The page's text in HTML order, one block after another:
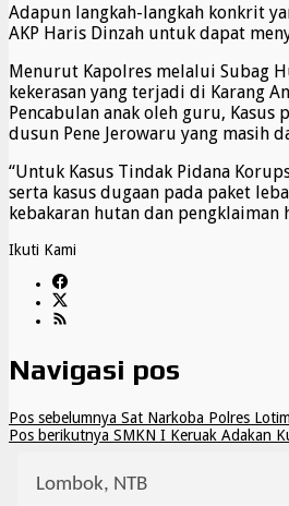
Adapun langkah-langkah konkrit
AKP Haris Dinzah untuk dapat
Menurut Kapolres melalui Subag
kekerasan yang terjadi di Karang
Pencabulan anak oleh guru, Kasus
dusun Pene Jerowaru yang masih
“Untuk Kasus Tindak Pidana
serta kasus dugaan pada paket
kebakaran hutan dan pengklaiman
Ikuti Kami
Navigasi pos
Pos sebelumnya Sat Narkoba Polres
Pos berikutnya SMKN I Keruak Adakan